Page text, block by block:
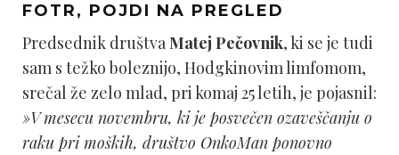
FOTR, POJDI NA PREGLED
Predsednik društva Matej Pečovnik, ki se je tudi
sam s težko boleznijo, Hodgkinovim limfomom,
srečal že zelo mlad, pri komaj 25 letih, je pojasnil:
»V mesecu novembru, ki je posvečen ozaveščanju o
raku pri moških, društvo OnkoMan ponovno